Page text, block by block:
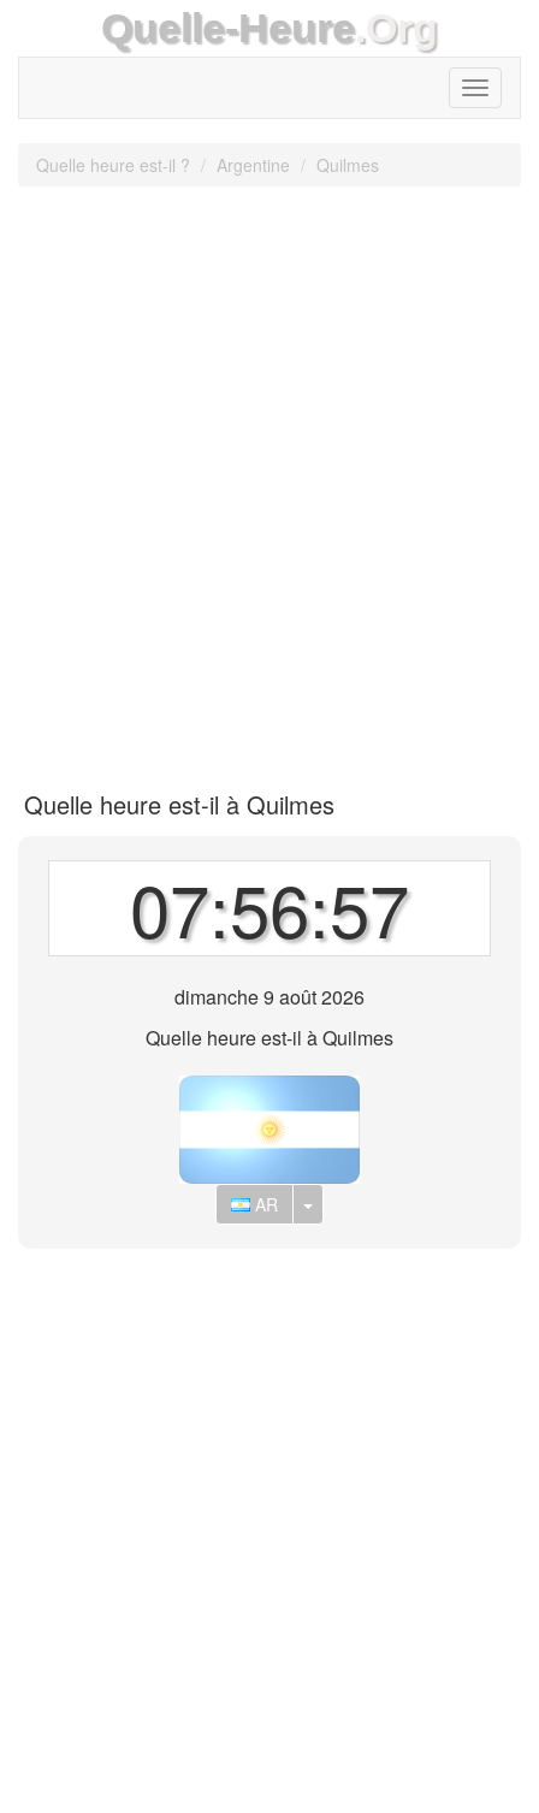
Quelle-Heure.Org
Toggle
Quelle heure est-il ? Argentine Quilmes
Quelle heure est-il à Quilmes
07:56:57
dimanche 9 août 2026
Quelle heure est-il à Quilmes
AR Toggle Dropdown